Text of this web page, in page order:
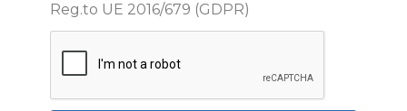
Reg.to UE 2016/679 (GDPR)